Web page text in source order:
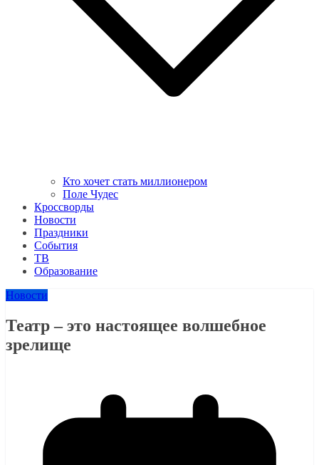
Кто хочет стать миллионером
Поле Чудес
Кроссворды
Новости
Праздники
События
ТВ
Образование
Новости
Театр – это настоящее волшебное
зрелище